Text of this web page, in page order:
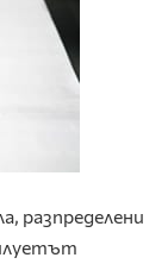
разпределени